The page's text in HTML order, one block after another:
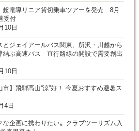
超電導リニア貸切乗車ツアーを発売 8月
受付
10日
とジェイアールバス関東、所沢・川越から
結ぶ高速バス 直行路線の開設で需要創出
10日
市】飛騨高山“涼”好！ 今夏おすすめ避暑ス
4日
な企画に携わりたい〟クラブツーリズム入